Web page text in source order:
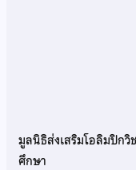
มูลนิธิส่งเสริมโอลิมปิก
ศึกษา